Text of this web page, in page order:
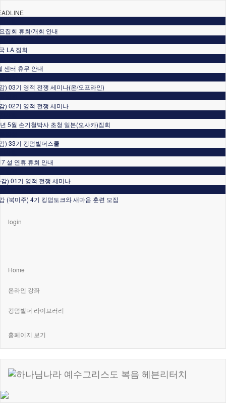
집회 휴회/개회 안내
LA 집회
센터 휴무 안내
) 03기 영적 전쟁 세미나(온/오프라인)
) 02기 영적 전쟁 세미나
5월 손기철박사 초청 일본(오사카)집회
) 33기 킹덤빌더스쿨
설 연휴 휴회 안내
) 01기 영적 전쟁 세미나
(북미주) 4기 킹덤토크와 새마음 훈련 모집
login
Home
온라인 강좌
킹덤빌더 라이브러리
홈페이지 보기